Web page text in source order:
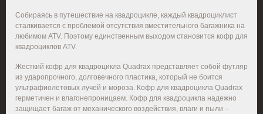
Собираясь в путешествие на квадроцикле, каждый квадроциклист
сталкивается с проблемой отсутствия вместительного багажника на
любимом ATV. Поэтому единственным выходом становится кофр для
квадроциклов ATV.
Жесткий кофр для квадроцикла Quadrax представляет собой футляр
из ударопрочного, долговечного пластика, который не боится
ультрафиолетовых лучей и мороза. Кофр для квадроцикла Quadrax
герметичен и влагонепроницаем. Кофр для квадроцикла надежно
защищает багаж от механического воздействия, влаги и пыли –